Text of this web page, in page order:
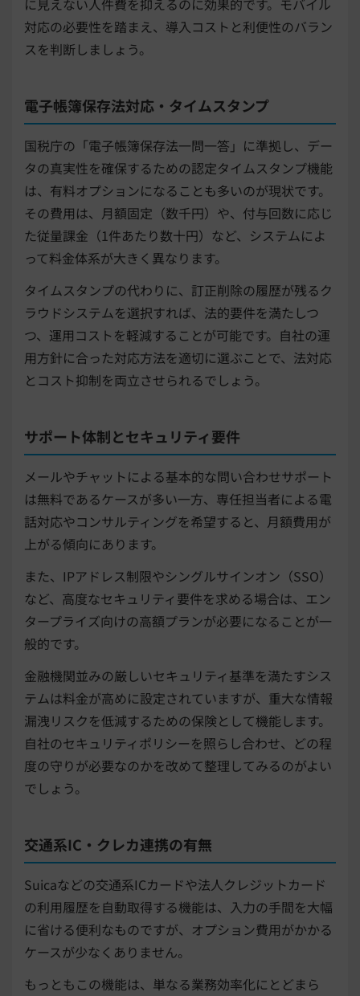
に見えない人件費を抑えるのに効果的です。モバイル
対応の必要性を踏まえ、導入コストと利便性のバラン
スを判断しましょう。
電子帳簿保存法対応・タイムスタンプ
国税庁の「電子帳簿保存法一問一答」に準拠し、デー
タの真実性を確保するための認定タイムスタンプ機能
は、有料オプションになることも多いのが現状です。
その費用は、月額固定（数千円）や、付与回数に応じ
た従量課金（1件あたり数十円）など、システムによ
って料金体系が大きく異なります。
タイムスタンプの代わりに、訂正削除の履歴が残るク
ラウドシステムを選択すれば、法的要件を満たしつ
つ、運用コストを軽減することが可能です。自社の運
用方針に合った対応方法を適切に選ぶことで、法対応
とコスト抑制を両立させられるでしょう。
サポート体制とセキュリティ要件
メールやチャットによる基本的な問い合わせサポート
は無料であるケースが多い一方、専任担当者による電
話対応やコンサルティングを希望すると、月額費用が
上がる傾向にあります。
また、IPアドレス制限やシングルサインオン（SSO）
など、高度なセキュリティ要件を求める場合は、エン
タープライズ向けの高額プランが必要になることが一
般的です。
金融機関並みの厳しいセキュリティ基準を満たすシス
テムは料金が高めに設定されていますが、重大な情報
漏洩リスクを低減するための保険として機能します。
自社のセキュリティポリシーを照らし合わせ、どの程
度の守りが必要なのかを改めて整理してみるのがよい
でしょう。
交通系IC・クレカ連携の有無
Suicaなどの交通系ICカードや法人クレジットカード
の利用履歴を自動取得する機能は、入力の手間を大幅
に省ける便利なものですが、オプション費用がかかる
ケースが少なくありません。
もっともこの機能は、単なる業務効率化にとどまら